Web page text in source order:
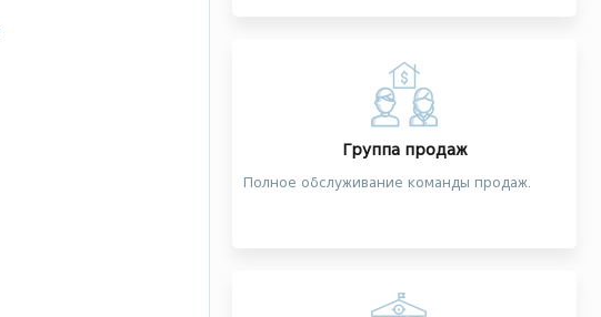
Группа продаж
Полное обслуживание команды продаж.